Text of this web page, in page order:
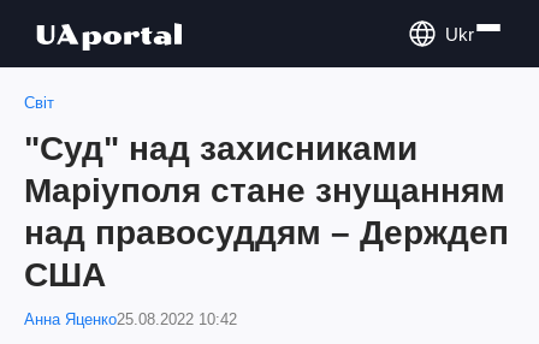
Ukr
Світ
"Суд" над захисниками
Маріуполя стане знущанням
над правосуддям – Держдеп
США
Анна Яценко25.08.2022 10:42